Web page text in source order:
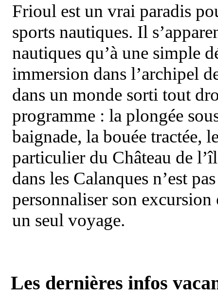
Frioul est un vrai paradis
sports nautiques. Il
nautiques qu’à une simple
immersion dans l’archipel
dans un monde sorti tout
programme : la plongée
baignade, la bouée tractée,
particulier du Château de
dans les Calanques n’est
personnaliser son
un seul voyage.
Les dernières infos